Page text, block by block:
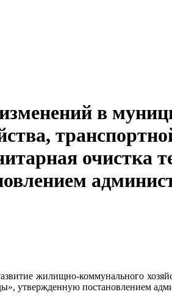
в
очистка
жилищно-коммунального
утвержденную постановлением